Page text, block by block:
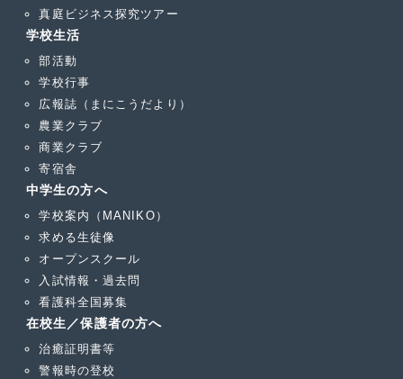
真庭ビジネス探究ツアー
学校生活
部活動
学校行事
広報誌（まにこうだより）
農業クラブ
商業クラブ
寄宿舎
中学生の方へ
学校案内（MANIKO）
求める生徒像
オープンスクール
入試情報・過去問
看護科全国募集
在校生／保護者の方へ
治癒証明書等
警報時の登校